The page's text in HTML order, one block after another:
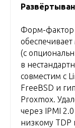
Форм-фактор
(с
в
совместим с
FreeBSD и
Proxmox.
через IPMI
низкому TDP